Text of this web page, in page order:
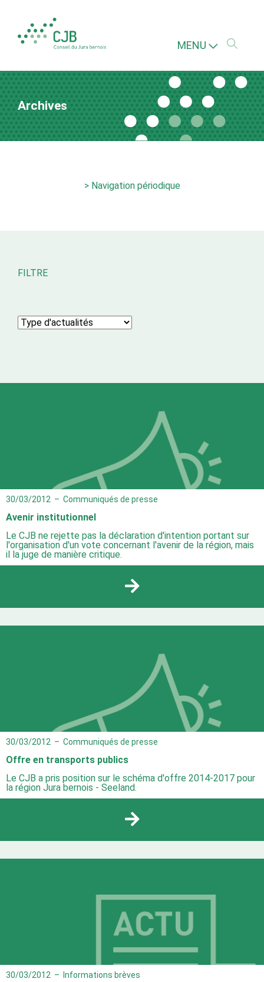
MENU
Archives
> Navigation périodique
FILTRE
30/03/2012 – Communiqués de presse
Avenir institutionnel
Le CJB ne rejette pas la déclaration d'intention portant sur
l'organisation d'un vote concernant l'avenir de la région, mais
il la juge de manière critique.
30/03/2012 – Communiqués de presse
Offre en transports publics
Le CJB a pris position sur le schéma d'offre 2014-2017 pour
la région Jura bernois - Seeland.
30/03/2012 – Informations brèves